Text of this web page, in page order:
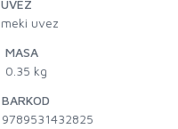
UVEZ
meki uvez
MASA
0.35 kg
BARKOD
9789531432825